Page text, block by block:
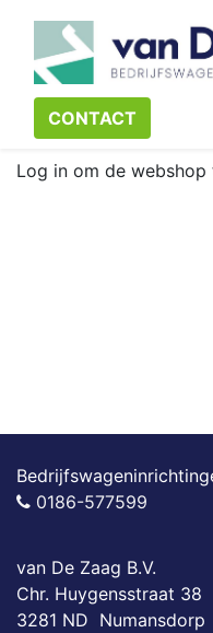
CONTACT​​​​
Log in om de webshop
0186-577599
van De Zaag B.V.
Chr. Huygensstraat 38
3281 ND Numansdorp